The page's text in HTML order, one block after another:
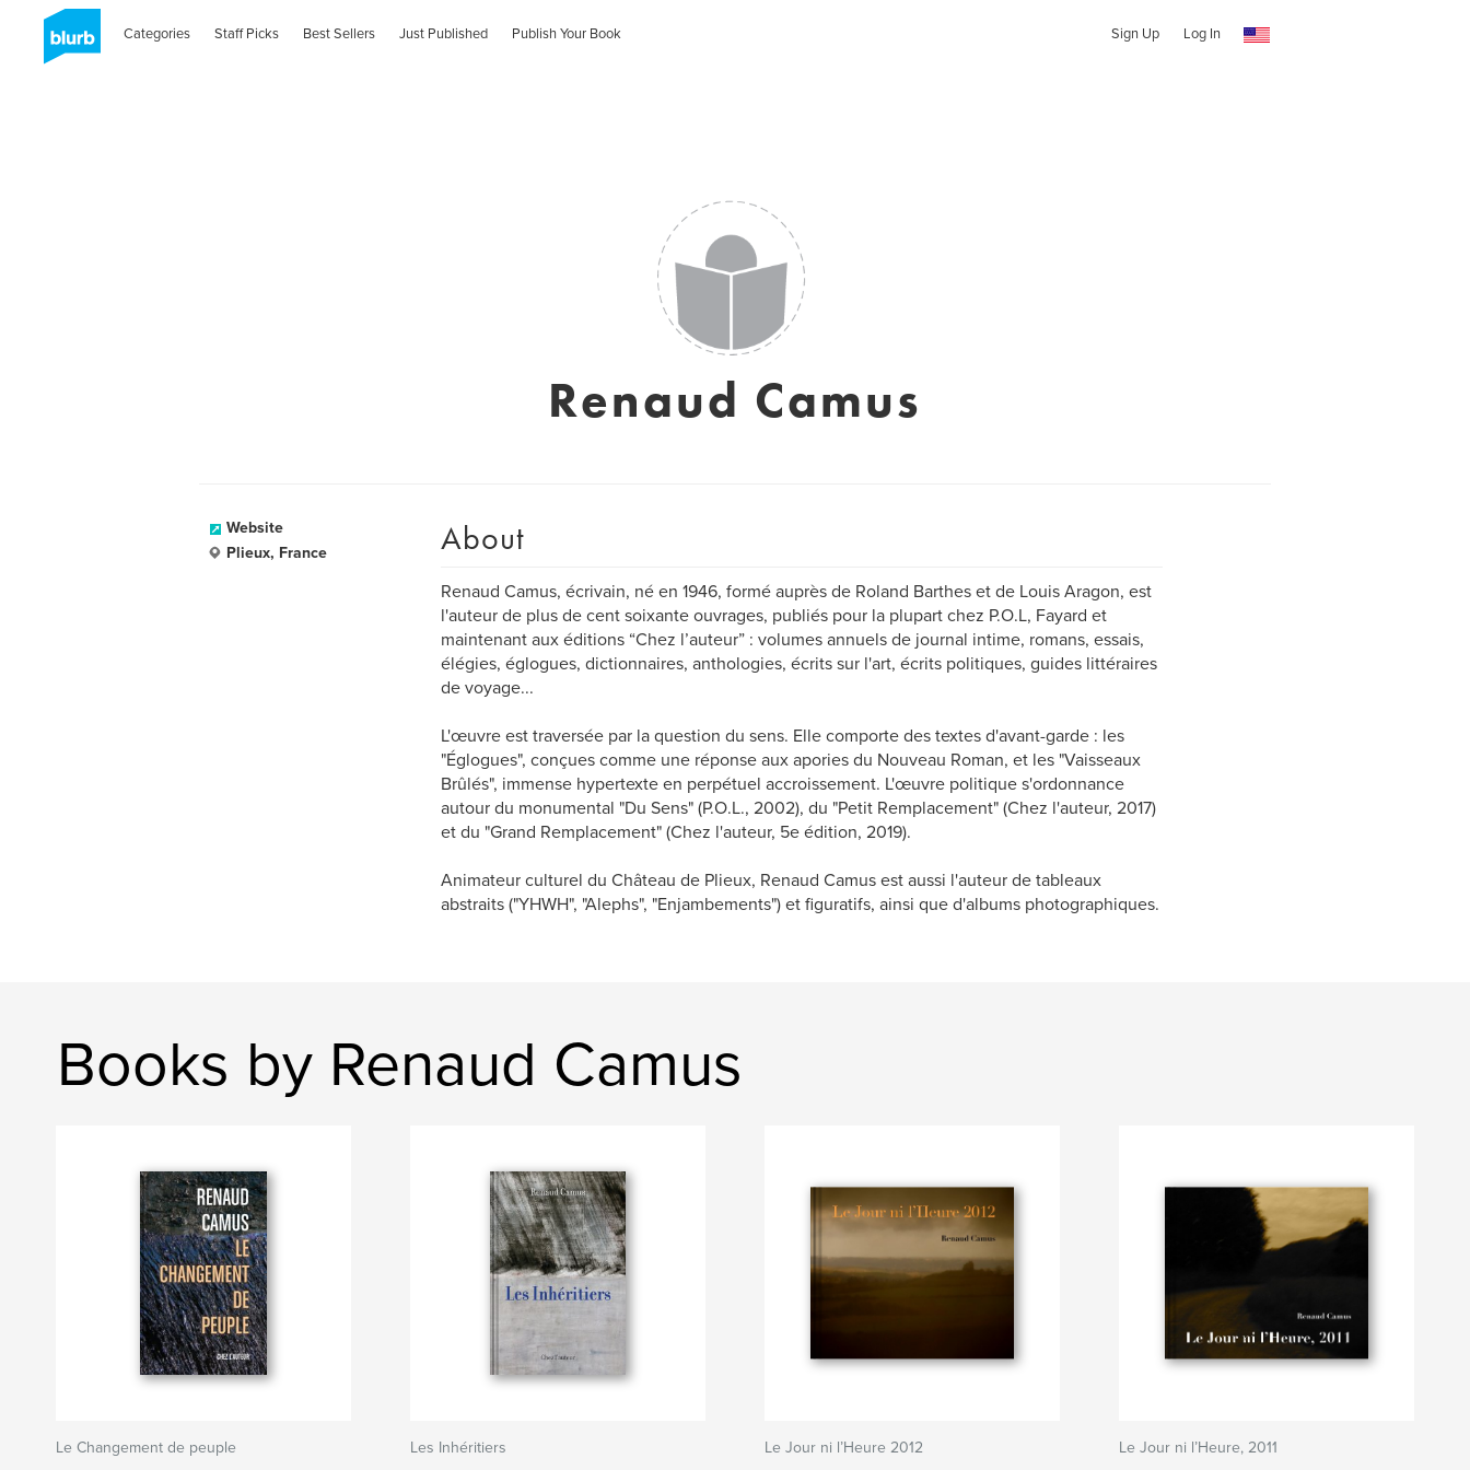
Categories Staff Picks Best Sellers Just Published Publish Your Book Sign Up Log In
Renaud Camus
Website
Plieux, France
About
Renaud Camus, écrivain, né en 1946, formé auprès de Roland Barthes et de Louis Aragon, est
l'auteur de plus de cent soixante ouvrages, publiés pour la plupart chez P.O.L, Fayard et
maintenant aux éditions “Chez l’auteur” : volumes annuels de journal intime, romans, essais,
élégies, églogues, dictionnaires, anthologies, écrits sur l'art, écrits politiques, guides littéraires
de voyage...
L'œuvre est traversée par la question du sens. Elle comporte des textes d'avant-garde : les
"Églogues", conçues comme une réponse aux apories du Nouveau Roman, et les "Vaisseaux
Brûlés", immense hypertexte en perpétuel accroissement. L'œuvre politique s'ordonnance
autour du monumental "Du Sens" (P.O.L., 2002), du "Petit Remplacement" (Chez l'auteur, 2017)
et du "Grand Remplacement" (Chez l'auteur, 5e édition, 2019).
Animateur culturel du Château de Plieux, Renaud Camus est aussi l'auteur de tableaux
abstraits ("YHWH", "Alephs", "Enjambements") et figuratifs, ainsi que d'albums photographiques.
Books by Renaud Camus
Le Changement de peuple Les Inhéritiers Le Jour ni l’Heure 2012 Le Jour ni l’Heure, 2011